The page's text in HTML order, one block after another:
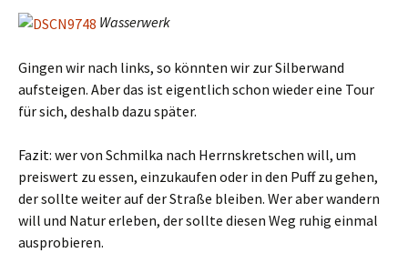
Wasserwerk
Gingen wir nach links, so könnten wir zur Silberwand
aufsteigen. Aber das ist eigentlich schon wieder eine Tour
für sich, deshalb dazu später.
Fazit: wer von Schmilka nach Herrnskretschen will, um
preiswert zu essen, einzukaufen oder in den Puff zu gehen,
der sollte weiter auf der Straße bleiben. Wer aber wandern
will und Natur erleben, der sollte diesen Weg ruhig einmal
ausprobieren.